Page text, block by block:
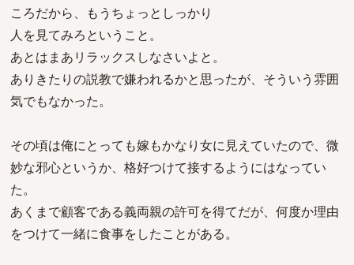
ころだから、もうちょっとしっかり
人を見てみろということ。
あとはまあリラックスしなさいよと。
ありきたりの説教で嫌われるかと思ったが、そういう雰囲
気でもなかった。
その頃は俺にとっても嫁もかなり女に見えていたので、微
妙な邪心というか、格好つけて接するようにはなってい
た。
あくまで顧客である義両親の許可を得てだが、何度か理由
をつけて一緒に食事をしたことがある。